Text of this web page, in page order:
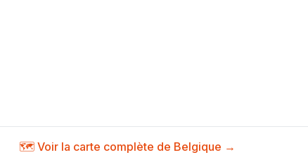
🗺️ Voir la carte complète de Belgique →